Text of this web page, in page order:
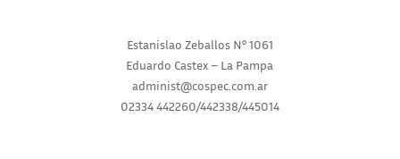
Estanislao Zeballos N° 1061
Eduardo Castex – La Pampa
administ@cospec.com.ar
02334 442260/442338/445014